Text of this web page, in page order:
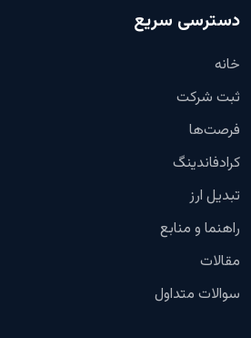
دسترسی سریع
خانه
ثبت شرکت
فرصت‌ها
کرادفاندینگ
تبدیل ارز
راهنما و منابع
مقالات
سوالات متداول